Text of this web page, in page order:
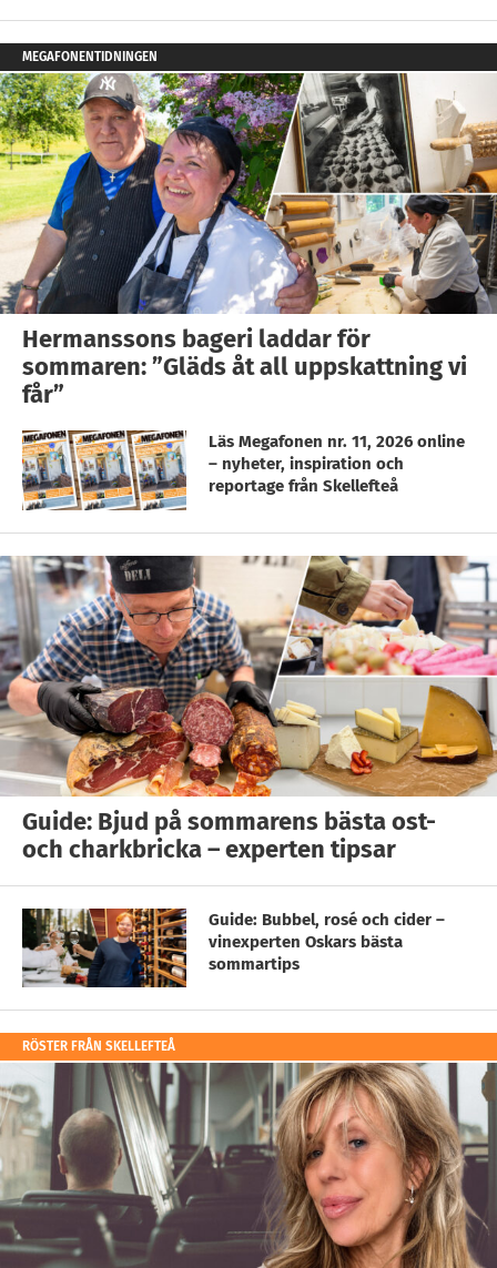
MEGAFONENTIDNINGEN
Hermanssons bageri laddar för
sommaren: ”Gläds åt all uppskattning vi
får”
Läs Megafonen nr. 11, 2026 online
– nyheter, inspiration och
reportage från Skellefteå
Guide: Bjud på sommarens bästa ost-
och charkbricka – experten tipsar
Guide: Bubbel, rosé och cider –
vinexperten Oskars bästa
sommartips
RÖSTER FRÅN SKELLEFTEÅ